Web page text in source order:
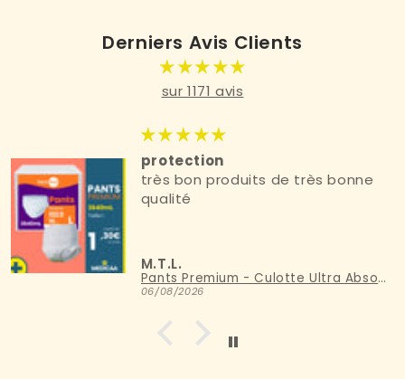
Derniers Avis Clients
sur 1171 avis
protection
très bon produits de très bonne
qualité
M.T.L.
Pants Premium - Culotte Ultra Absorbante - 3640mL - Taille L
06/08/2026